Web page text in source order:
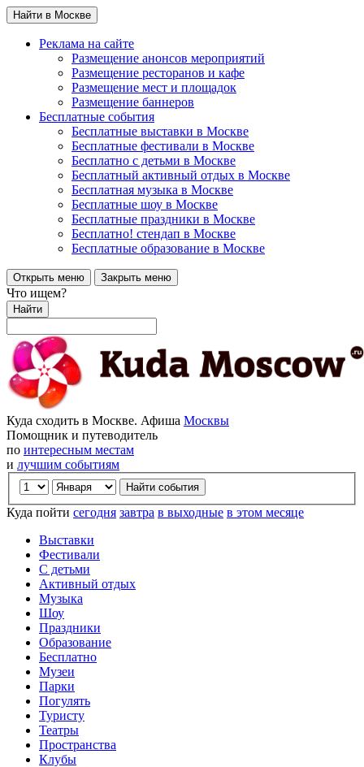
Найти в Москве
Реклама на сайте
Размещение анонсов мероприятий
Размещение ресторанов и кафе
Размещение мест и площадок
Размещение баннеров
Бесплатные события
Бесплатные выставки в Москве
Бесплатные фестивали в Москве
Бесплатно с детьми в Москве
Бесплатный активный отдых в Москве
Бесплатная музыка в Москве
Бесплатные шоу в Москве
Бесплатные праздники в Москве
Бесплатно! стендап в Москве
Бесплатные образование в Москве
Открыть меню Закрыть меню
Что ищем?
Найти
Куда сходить в Москве. Афиша Москвы
Помощник и путеводитель
по интересным местам
и лучшим событиям
Куда пойти сегодня завтра в выходные в этом месяце
Выставки
Фестивали
С детьми
Активный отдых
Музыка
Шоу
Праздники
Образование
Бесплатно
Музеи
Парки
Погулять
Туристу
Театры
Пространства
Клубы